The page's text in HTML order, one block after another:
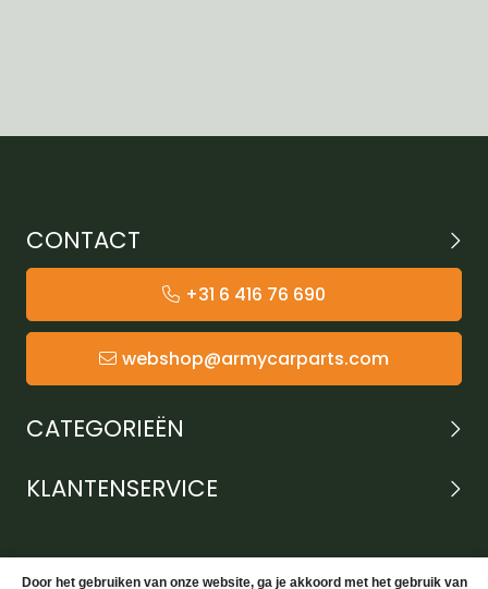
CONTACT
+31 6 416 76 690
webshop@armycarparts.com
CATEGORIEËN
KLANTENSERVICE
Door het gebruiken van onze website, ga je akkoord met het gebruik van